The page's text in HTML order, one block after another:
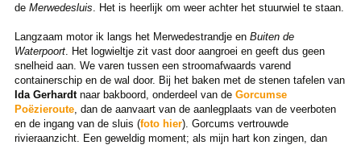
de Merwedesluis . Het is heerlijk om weer achter het stuurwiel te staan.
Langzaam motor ik langs het Merwedestrandje en Buiten de
Waterpoort. Het logwieltje zit vast door aangroei en geeft dus geen
snelheid aan. We varen tussen een stroomafwaards varend
containerschip en de wal door. Bij het baken met de stenen tafelen van
Ida Gerhardtnaar bakboord, onderdeel van de Gorcumse
Poëzieroute, dan de aanvaart van de aanlegplaats van de veerboten
en de ingang van de sluis (foto hier). Gorcums vertrouwde
rivieraanzicht. Een geweldig moment; als mijn hart kon zingen, dan